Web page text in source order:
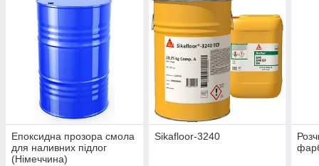
Епоксидна прозора смола
для наливних підлог
(Німеччина)
Sikafloor-3240